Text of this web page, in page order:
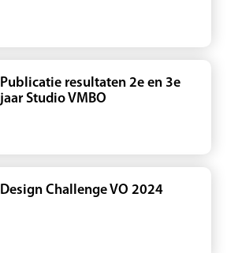
Publicatie resultaten 2e en 3e
jaar Studio VMBO
Design Challenge VO 2024